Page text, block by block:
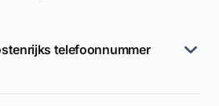
telefoonnummer